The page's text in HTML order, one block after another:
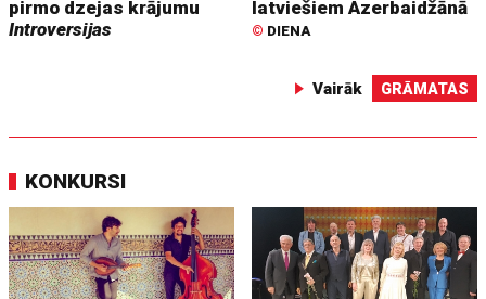
pirmo dzejas krājumu
Introversijas
latviešiem Azerbaidžānā
© DIENA
Vairāk GRĀMATAS
KONKURSI